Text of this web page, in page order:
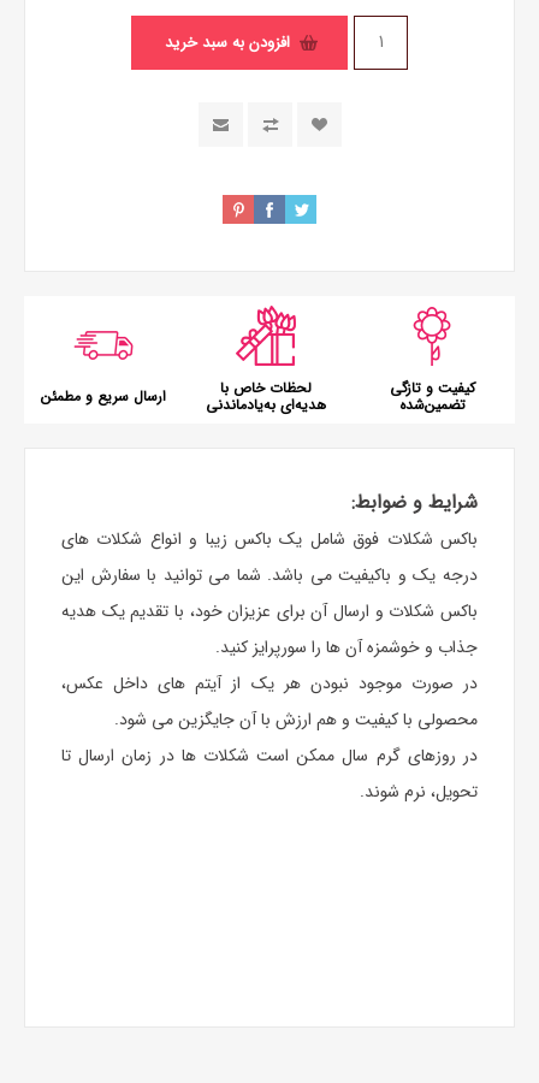
افزودن به سبد خرید
کیفیت و تازگی
تضمین‌شده
لحظات خاص با
هدیه‌ای به‌یادماندنی ارسال سریع و مطمئن
شرایط و ضوابط:
باکس شکلات فوق شامل یک باکس زیبا و انواع شکلات های
درجه یک و باکیفیت می باشد. شما می توانید با سفارش این
باکس شکلات و ارسال آن برای عزیزان خود، با تقدیم یک هدیه
جذاب و خوشمزه آن ها را سورپرایز کنید.
در صورت موجود نبودن هر یک از آیتم های داخل عکس،
محصولی با کیفیت و هم ارزش با آن جایگزین می شود.
در روزهای گرم سال ممکن است شکلات ها در زمان ارسال تا
تحویل، نرم شوند.